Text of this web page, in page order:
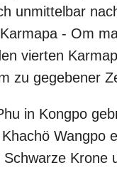
unmittelbar
- Om
vierten
zu gegebener
in Kongpo
Wangpo
Krone